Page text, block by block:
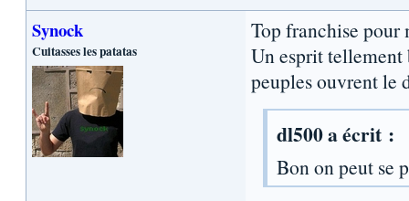
Synock
Cuitasses les patatas
Top franchise pour
Un esprit tellement
peuples ouvrent le
dl500 a écrit :
Bon on peut se